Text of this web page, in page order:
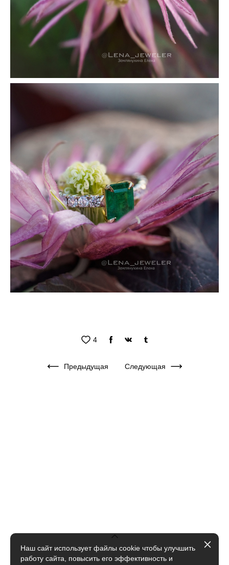
4
Предыдущая Следующая
Наш сайт использует файлы cookie чтобы улучшить
работу сайта, повысить его эффективность и